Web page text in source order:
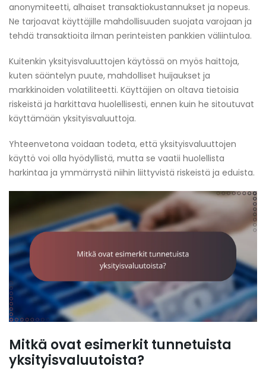
anonymiteetti, alhaiset transaktiokustannukset ja nopeus.
Ne tarjoavat käyttäjille mahdollisuuden suojata varojaan ja
tehdä transaktioita ilman perinteisten pankkien väliintuloa.
Kuitenkin yksityisvaluuttojen käytössä on myös haittoja,
kuten sääntelyn puute, mahdolliset huijaukset ja
markkinoiden volatiliteetti. Käyttäjien on oltava tietoisia
riskeistä ja harkittava huolellisesti, ennen kuin he sitoutuvat
käyttämään yksityisvaluuttoja.
Yhteenvetona voidaan todeta, että yksityisvaluuttojen
käyttö voi olla hyödyllistä, mutta se vaatii huolellista
harkintaa ja ymmärrystä niihin liittyvistä riskeistä ja eduista.
Mitkä ovat esimerkit tunnetuista
yksityisvaluutoista?